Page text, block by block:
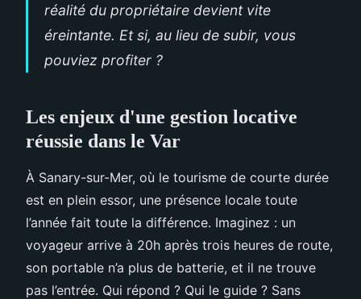
réalité du propriétaire devient vite
éreintante. Et si, au lieu de subir, vous
pouviez profiter ?
Les enjeux d'une gestion locative
réussie dans le Var
À Sanary-sur-Mer, où le tourisme de courte durée
est en plein essor, une présence locale toute
l’année fait toute la différence. Imaginez : un
voyageur arrive à 20h après trois heures de route,
son portable n’a plus de batterie, et il ne trouve
pas l’entrée. Qui répond ? Qui le guide ? Sans